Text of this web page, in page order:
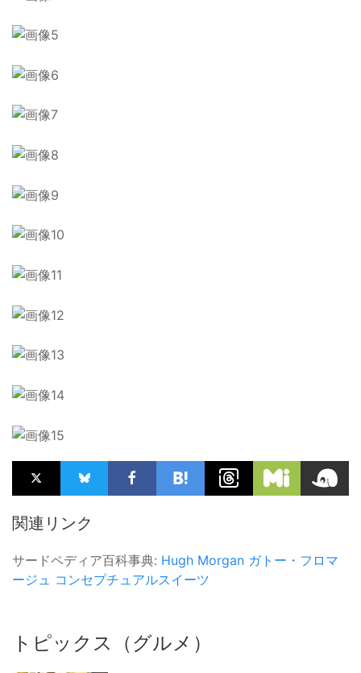
関連リンク
サードペディア百科事典: Hugh Morgan ガトー・フロマ
ージュ コンセプチュアルスイーツ
トピックス（グルメ）